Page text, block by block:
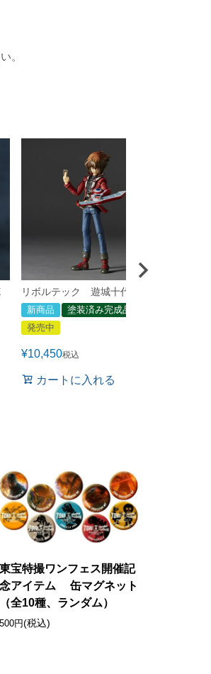
。
リボルテック 遊城十代
新商品
塗装済み完成品
発売中
¥10,450税込
カートに入れる
東宝特撮ワンフェス開催記
念アイテム 缶マグネット
（全10種、ランダム）
500円(税込)